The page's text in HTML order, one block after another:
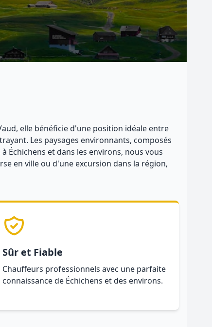
elle bénéficie d'une position idéale entre
Les paysages environnants, composés
Échichens et dans les environs, nous vous
en ville ou d'une excursion dans la région,
Sûr et Fiable
Chauffeurs professionnels avec une parfaite
connaissance de Échichens et des environs.